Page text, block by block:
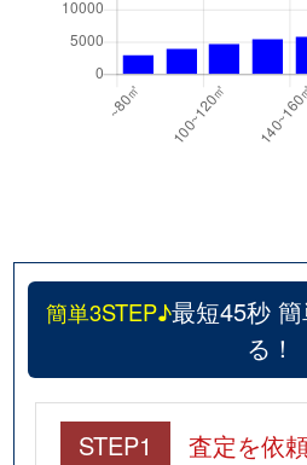
向洋町中
1,400万円
向洋町中
710万円
2,000万円
向洋町中
1,500万円
向洋町中
2,300万円
向洋町中
3,400万円
向洋町中
3,200万円
簡単3STEP♪最短45秒
る！
STEP1 査定を依